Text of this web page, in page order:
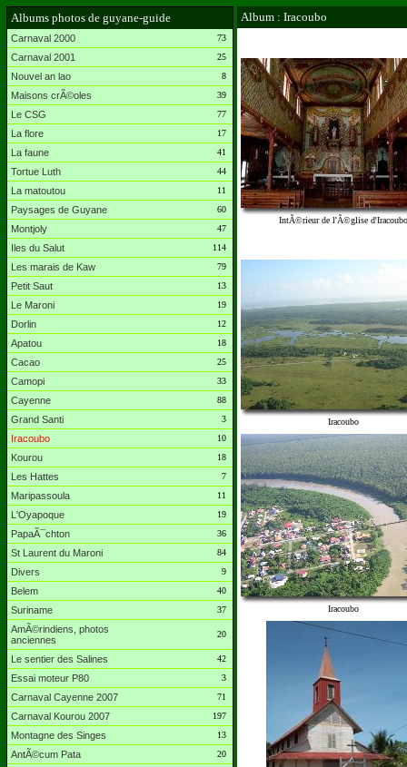
Albums photos de guyane-guide
Carnaval 2000 73
Carnaval 2001 25
Nouvel an lao 8
Maisons crÃ©oles 39
Le CSG 77
La flore 17
La faune 41
Tortue Luth 44
La matoutou 11
Paysages de Guyane 60
Montjoly 47
Iles du Salut 114
Les marais de Kaw 79
Petit Saut 13
Le Maroni 19
Dorlin 12
Apatou 18
Cacao 25
Camopi 33
Cayenne 88
Grand Santi 3
Iracoubo 10
Kourou 18
Les Hattes 7
Maripassoula 11
L'Oyapoque 19
PapaÃ¯chton 36
St Laurent du Maroni 84
Divers 9
Belem 40
Suriname 37
AmÃ©rindiens, photos
anciennes
20
Le sentier des Salines 42
Essai moteur P80 3
Carnaval Cayenne 2007 71
Carnaval Kourou 2007 197
Montagne des Singes 13
AntÃ©cum Pata 20
Album : Iracoubo
IntÃ©rieur de l'Ã©glise d'Iracoubo
Iracoubo
Iracoubo